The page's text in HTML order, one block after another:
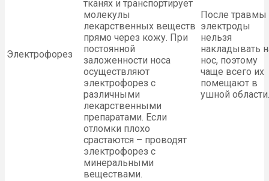
Электрофорез
тканях и транспортирует
молекулы
лекарственных веществ
прямо через кожу. При
постоянной
заложенности носа
осуществляют
электрофорез с
различными
лекарственными
препаратами. Если
отломки плохо
срастаются – проводят
электрофорез с
минеральными
веществами.
После травмы
электроды
нельзя
накладывать
нос, поэтому
чаще всего их
помещают в
ушной области.